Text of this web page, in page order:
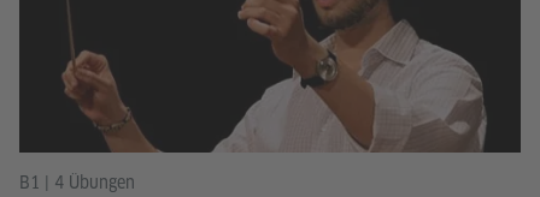
B1 | 4 Übungen